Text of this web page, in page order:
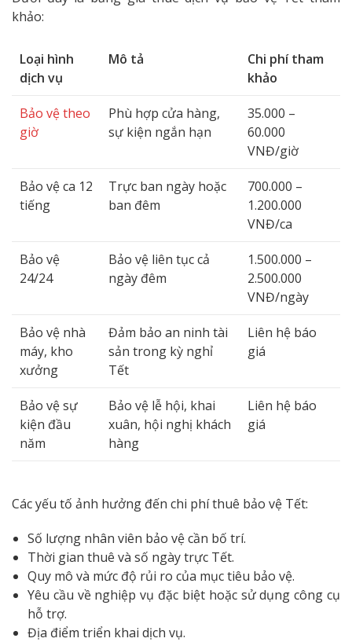
khảo:
Loại hình
dịch vụ
Mô tả
Chi phí tham
khảo
Bảo vệ theo
giờ
Phù hợp cửa hàng,
sự kiện ngắn hạn
35.000 –
60.000
VNĐ/giờ
Bảo vệ ca 12
tiếng
Trực ban ngày hoặc
ban đêm
700.000 –
1.200.000
VNĐ/ca
Bảo vệ
24/24
Bảo vệ liên tục cả
ngày đêm
1.500.000 –
2.500.000
VNĐ/ngày
Bảo vệ nhà
máy, kho
xưởng
Đảm bảo an ninh tài
sản trong kỳ nghỉ
Tết
Liên hệ báo
giá
Bảo vệ sự
kiện đầu
năm
Bảo vệ lễ hội, khai
xuân, hội nghị khách
hàng
Liên hệ báo
giá
Các yếu tố ảnh hưởng đến chi phí thuê bảo vệ Tết:
Số lượng nhân viên bảo vệ cần bố trí.
Thời gian thuê và số ngày trực Tết.
Quy mô và mức độ rủi ro của mục tiêu bảo vệ.
Yêu cầu về nghiệp vụ đặc biệt hoặc sử dụng công cụ
hỗ trợ.
Địa điểm triển khai dịch vụ.